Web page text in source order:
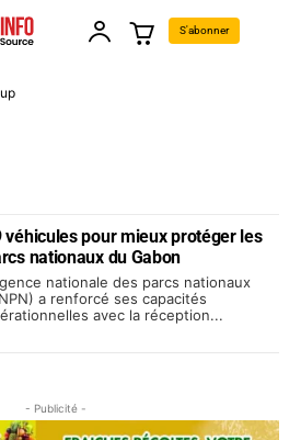
S'abonner
véhicules pour mieux protéger les
nationaux du Gabon
nationale des parcs nationaux
a renforcé ses capacités
avec la réception...
- Publicité -